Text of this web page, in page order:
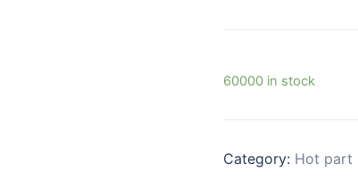
60000 in stock
Category: Hot part